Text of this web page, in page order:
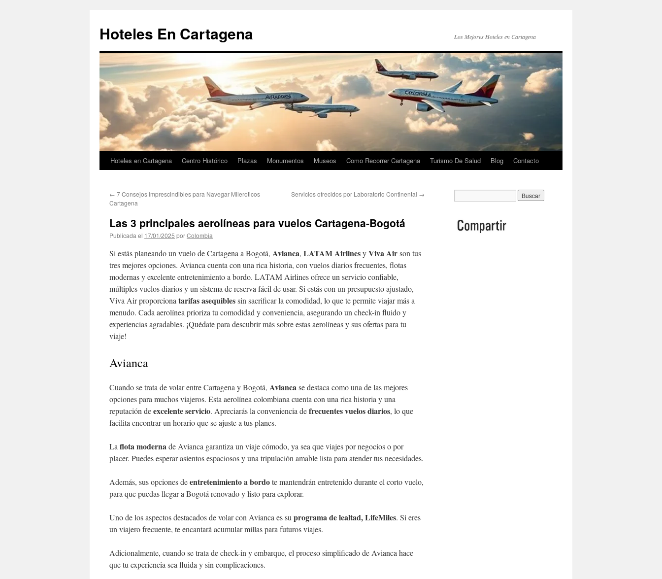
contenido
Hoteles En Cartagena Los Mejores Hoteles en Cartagena
Hoteles en Cartagena Centro Histórico Plazas Monumentos Museos Como Recorrer Cartagena Turismo De Salud Blog Contacto
← 7 Consejos Imprescindibles para Navegar Mileroticos
Cartagena
Servicios ofrecidos por Laboratorio Continental →
Las 3 principales aerolíneas para vuelos Cartagena-Bogotá
Publicada el 17/01/2025 porColombia
Si estás planeando un vuelo de Cartagena a Bogotá, Avianca, LATAM AirlinesyViva Airson tus
tres mejores opciones. Avianca cuenta con una rica historia, con vuelos diarios frecuentes, flotas
modernas y excelente entretenimiento a bordo. LATAM Airlines ofrece un servicio confiable,
múltiples vuelos diarios y un sistema de reserva fácil de usar. Si estás con un presupuesto ajustado,
Viva Air proporciona tarifas asequiblessin sacrificar la comodidad, lo que te permite viajar más a
menudo. Cada aerolínea prioriza tu comodidad y conveniencia, asegurando un check-in fluido y
experiencias agradables. ¡Quédate para descubrir más sobre estas aerolíneas y sus ofertas para tu
viaje!
Avianca
Cuando se trata de volar entre Cartagena y Bogotá, Aviancase destaca como una de las mejores
opciones para muchos viajeros. Esta aerolínea colombiana cuenta con una rica historia y una
reputación deexcelente servicio. Apreciarás la conveniencia defrecuentes vuelos diarios, lo que
facilita encontrar un horario que se ajuste a tus planes.
La flota modernade Avianca garantiza un viaje cómodo, ya sea que viajes por negocios o por
placer. Puedes esperar asientos espaciosos y una tripulación amable lista para atender tus necesidades.
Además, sus opciones deentretenimiento a bordote mantendrán entretenido durante el corto vuelo,
para que puedas llegar a Bogotá renovado y listo para explorar.
Uno de los aspectos destacados de volar con Avianca es su programa de lealtad, LifeMiles. Si eres
un viajero frecuente, te encantará acumular millas para futuros viajes.
Adicionalmente, cuando se trata de check-in y embarque, el proceso simplificado de Avianca hace
que tu experiencia sea fluida y sin complicaciones.